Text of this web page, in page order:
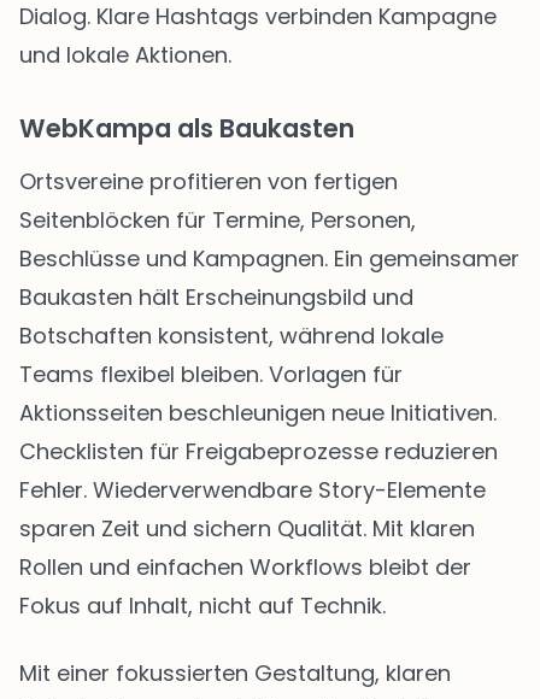
Dialog. Klare Hashtags verbinden Kampagne
und lokale Aktionen.
WebKampa als Baukasten
Ortsvereine profitieren von fertigen
Seitenblöcken für Termine, Personen,
Beschlüsse und Kampagnen. Ein gemeinsamer
Baukasten hält Erscheinungsbild und
Botschaften konsistent, während lokale
Teams flexibel bleiben. Vorlagen für
Aktionsseiten beschleunigen neue Initiativen.
Checklisten für Freigabeprozesse reduzieren
Fehler. Wiederverwendbare Story-Elemente
sparen Zeit und sichern Qualität. Mit klaren
Rollen und einfachen Workflows bleibt der
Fokus auf Inhalt, nicht auf Technik.
Mit einer fokussierten Gestaltung, klaren